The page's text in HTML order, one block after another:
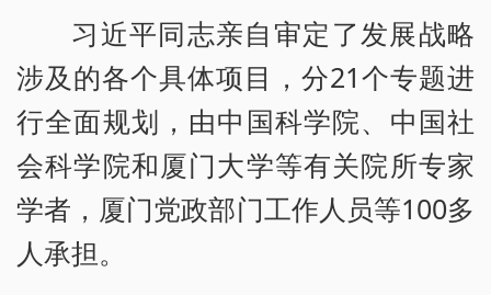
习近平同志亲自审定了发展战略
涉及的各个具体项目，分21个专题进
行全面规划，由中国科学院、中国社
会科学院和厦门大学等有关院所专家
学者，厦门党政部门工作人员等100多
人承担。